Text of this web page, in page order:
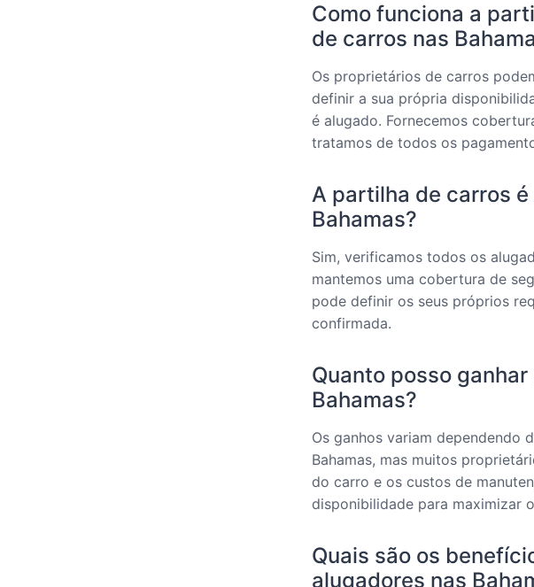
Como funciona a
de carros nas
Os proprietários de carros
definir a sua própria
é alugado. Fornecemos
tratamos de todos os
A partilha de carros
Bahamas?
Sim, verificamos todos os
mantemos uma cobertura de
pode definir os seus próprios
confirmada.
Quanto posso
Bahamas?
Os ganhos variam dependendo
Bahamas, mas muitos
do carro e os custos de
disponibilidade para maximizar
Quais são os
alugadores nas